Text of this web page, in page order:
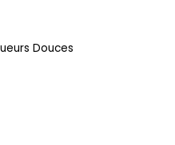
Douces